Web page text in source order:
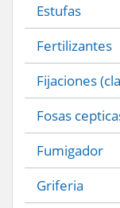
Estufas
Fertilizantes
Fijaciones
Fosas
Fumigador
Griferia